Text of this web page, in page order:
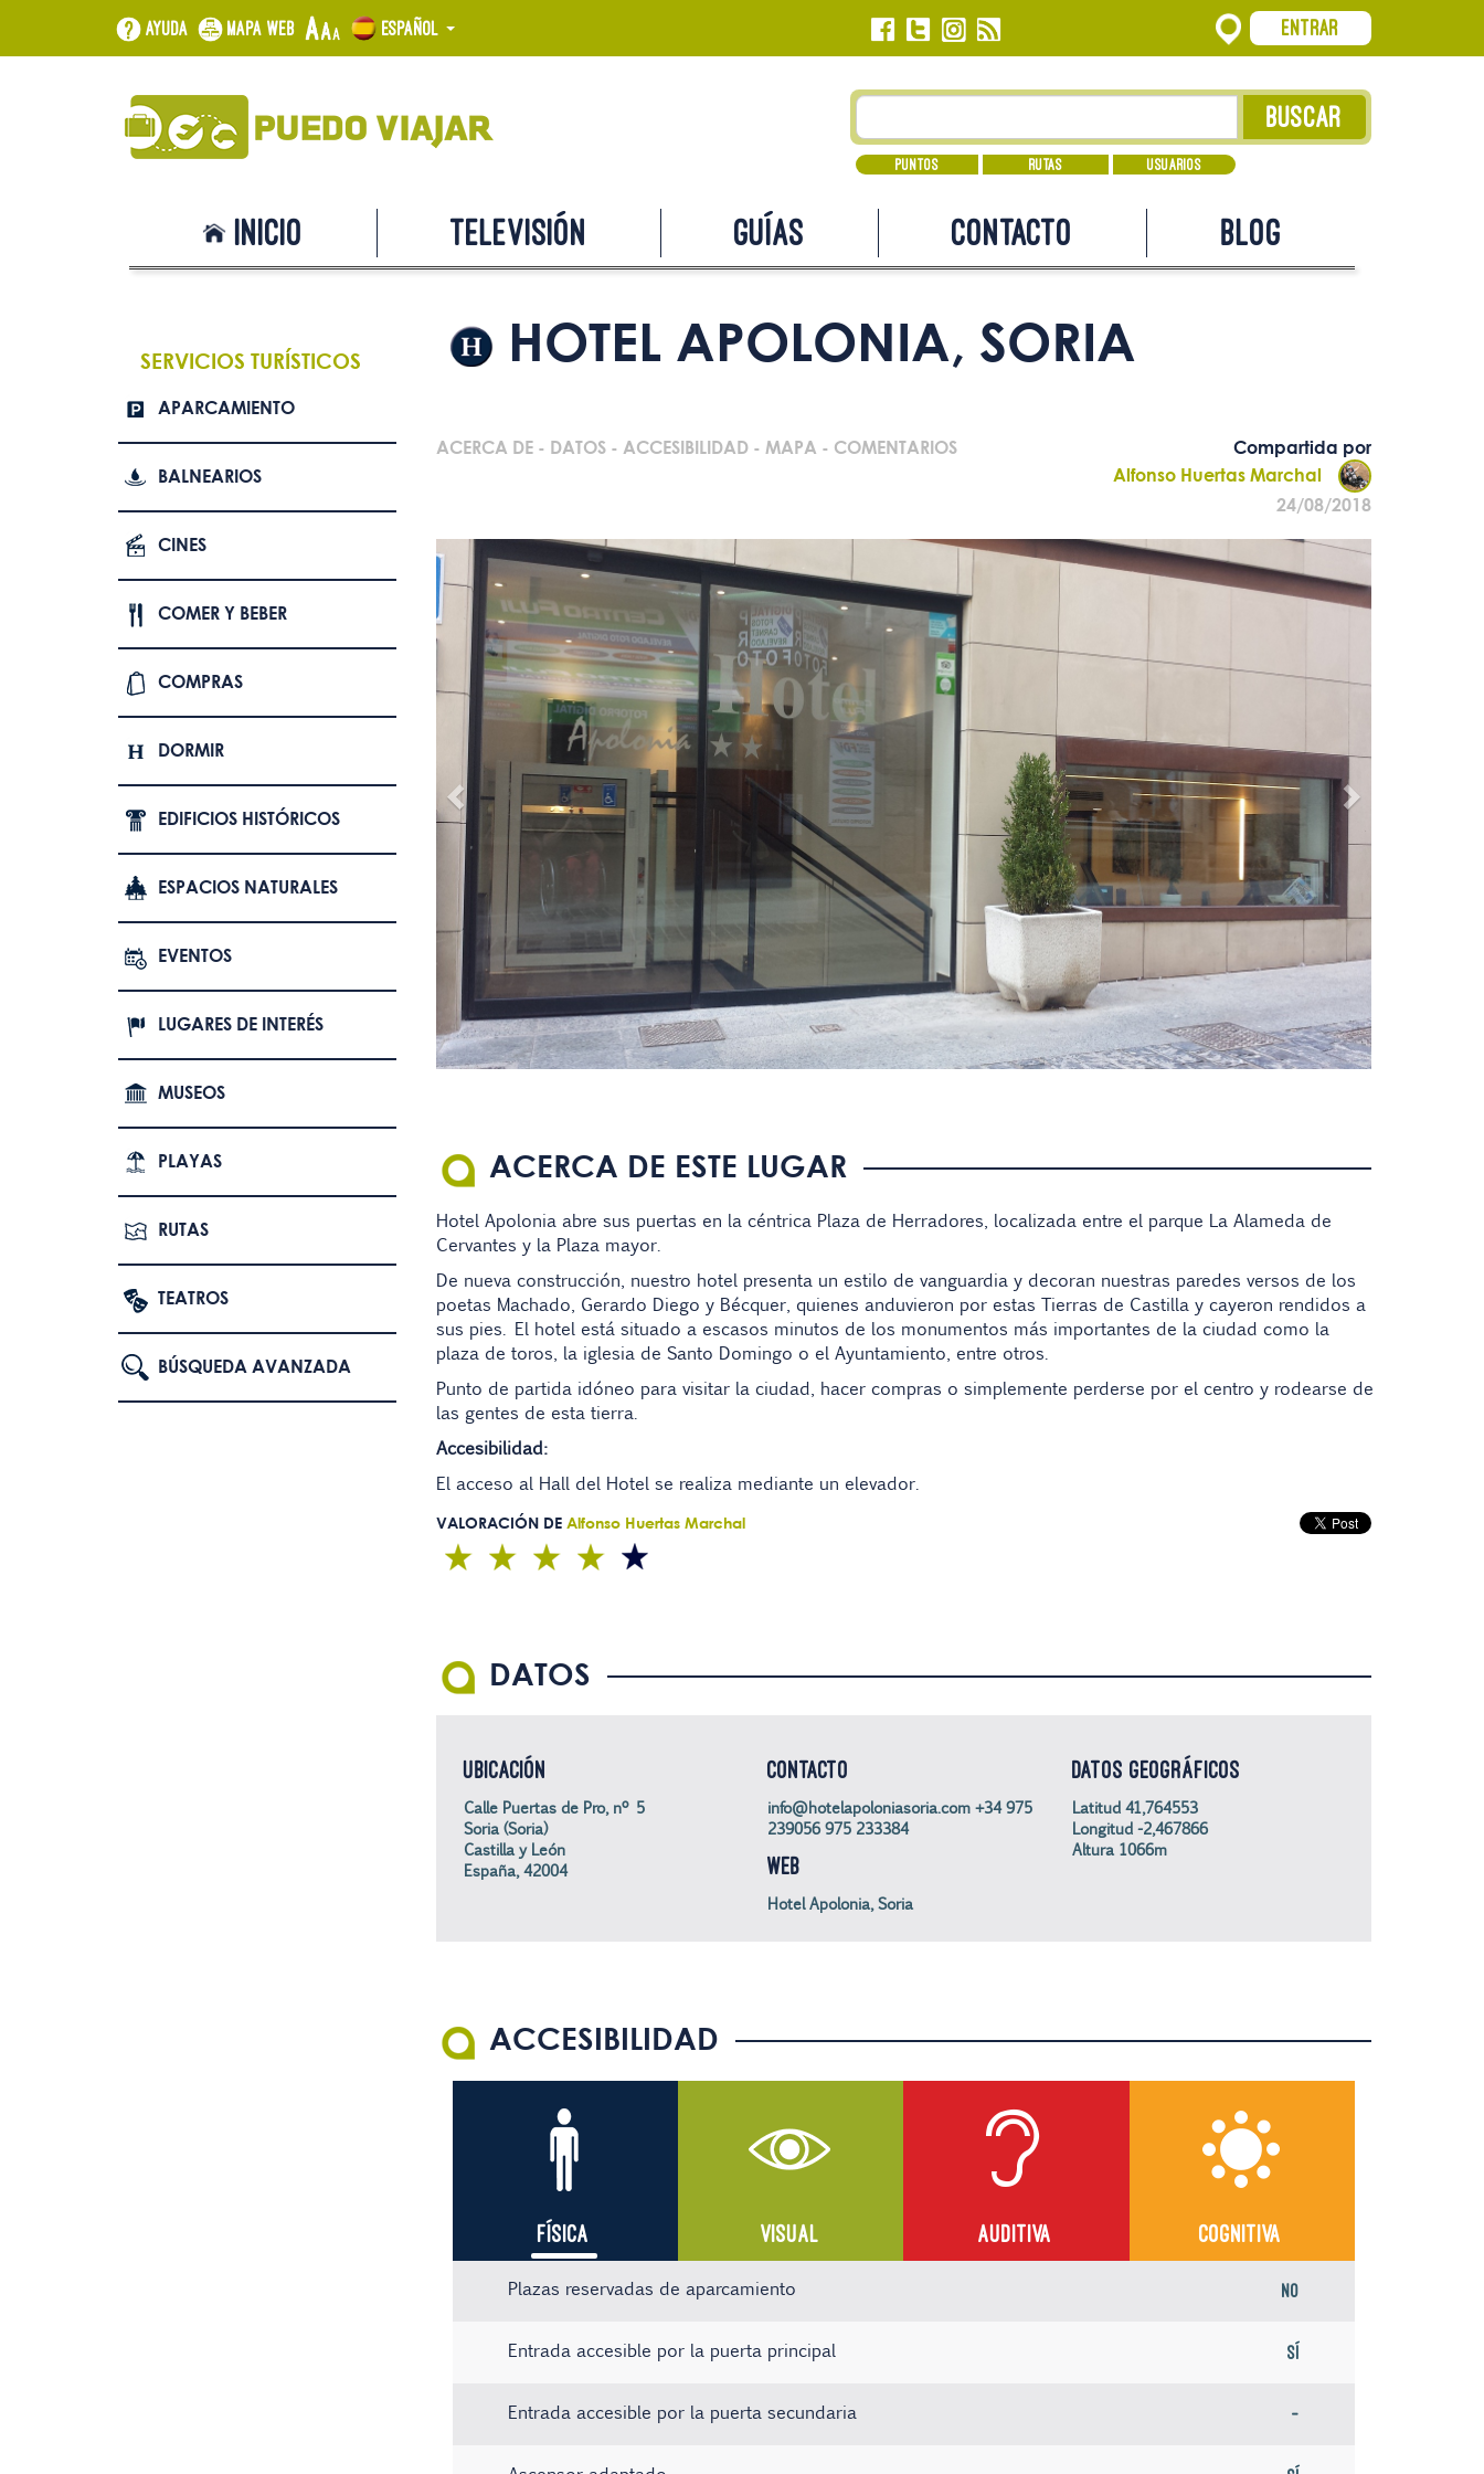
Ayuda Mapa web Español Entrar
Puntos Rutas Usuarios
Inicio Televisión Guías Contacto Blog
SERVICIOS TURÍSTICOS
APARCAMIENTO
BALNEARIOS
CINES
COMER Y BEBER
COMPRAS
DORMIR
EDIFICIOS HISTÓRICOS
ESPACIOS NATURALES
EVENTOS
LUGARES DE INTERÉS
MUSEOS
PLAYAS
RUTAS
TEATROS
BÚSQUEDA AVANZADA
HOTEL APOLONIA, SORIA
ACERCA DE- DATOS- ACCESIBILIDAD- MAPA - COMENTARIOS
Compartida por
Alfonso Huertas Marchal
24/08/2018
ACERCA DE ESTE LUGAR
Hotel Apolonia abre sus puertas en la céntrica Plaza de Herradores, localizada entre el parque La Alameda de
Cervantes y la Plaza mayor.
De nueva construcción, nuestro hotel presenta un estilo de vanguardia y decoran nuestras paredes versos de los
poetas Machado, Gerardo Diego y Bécquer, quienes anduvieron por estas Tierras de Castilla y cayeron rendidos a
sus pies. El hotel está situado a escasos minutos de los monumentos más importantes de la ciudad como la
plaza de toros, la iglesia de Santo Domingo o el Ayuntamiento, entre otros.
Punto de partida idóneo para visitar la ciudad, hacer compras o simplemente perderse por el centro y rodearse de
las gentes de esta tierra.
Accesibilidad:
El acceso al Hall del Hotel se realiza mediante un elevador.
VALORACIÓN DE Alfonso Huertas Marchal
DATOS
UBICACIÓN
Calle Puertas de Pro, nº 5
Soria (Soria)
Castilla y León
España, 42004
CONTACTO
info@hotelapoloniasoria.com +34 975
239056 975 233384
WEB
Hotel Apolonia, Soria
DATOS GEOGRÁFICOS
Latitud 41,764553
Longitud -2,467866
Altura 1066m
ACCESIBILIDAD
FÍSICA VISUAL AUDITIVA COGNITIVA
Plazas reservadas de aparcamiento No
Entrada accesible por la puerta principal Sí
Entrada accesible por la puerta secundaria -